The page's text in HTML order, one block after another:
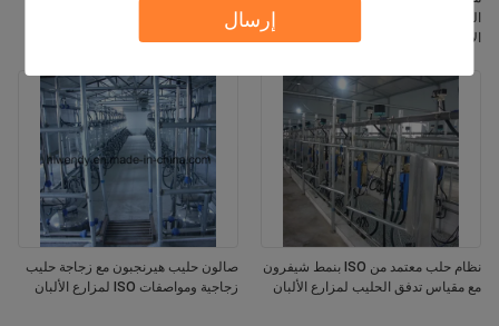
إرسال
النبضات القابل للتعديل ووظيفة الحليب
السمكة مع نظام إزالة الأكواب
الأوتوماتيكي وآلة حلب متنقلة بمواصفات
صالون حليب هيرنجبون مع زجاجة حليب
زجاجية ومواصفات ISO لمزارع الألبان
نظام حلب معتمد من ISO بنمط شيفرون
مع مقياس تدفق الحليب لمزارع الألبان